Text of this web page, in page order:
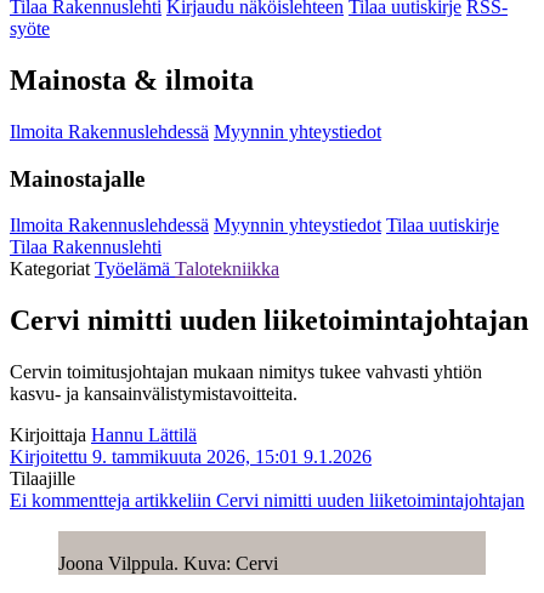
Tilaa Rakennuslehti Kirjaudu näköislehteen Tilaa uutiskirje RSS-
syöte
Mainosta & ilmoita
Ilmoita Rakennuslehdessä Myynnin yhteystiedot
Mainostajalle
Ilmoita Rakennuslehdessä Myynnin yhteystiedot Tilaa uutiskirje
Tilaa Rakennuslehti
KategoriatTyöelämä Talotekniikka
Cervi nimitti uuden liiketoimintajohtajan
Cervin toimitusjohtajan mukaan nimitys tukee vahvasti yhtiön
kasvu- ja kansainvälistymistavoitteita.
Kirjoittaja Hannu Lättilä
Kirjoitettu 9. tammikuuta 2026, 15:01 9.1.2026
Tilaajille
Ei kommentteja artikkeliin Cervi nimitti uuden liiketoimintajohtajan
Joona Vilppula. Kuva: Cervi